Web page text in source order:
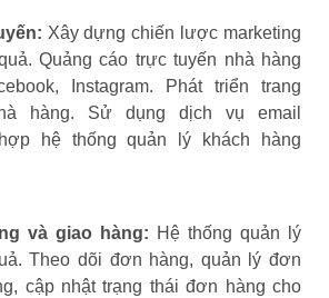
Xây dựng chiến lược marketing
Quảng cáo trực tuyến nhà hàng
Instagram. Phát triển trang
hàng. Sử dụng dịch vụ email
hệ thống quản lý khách hàng
và giao hàng: Hệ thống quản lý
Theo dõi đơn hàng, quản lý đơn
cập nhật trạng thái đơn hàng cho